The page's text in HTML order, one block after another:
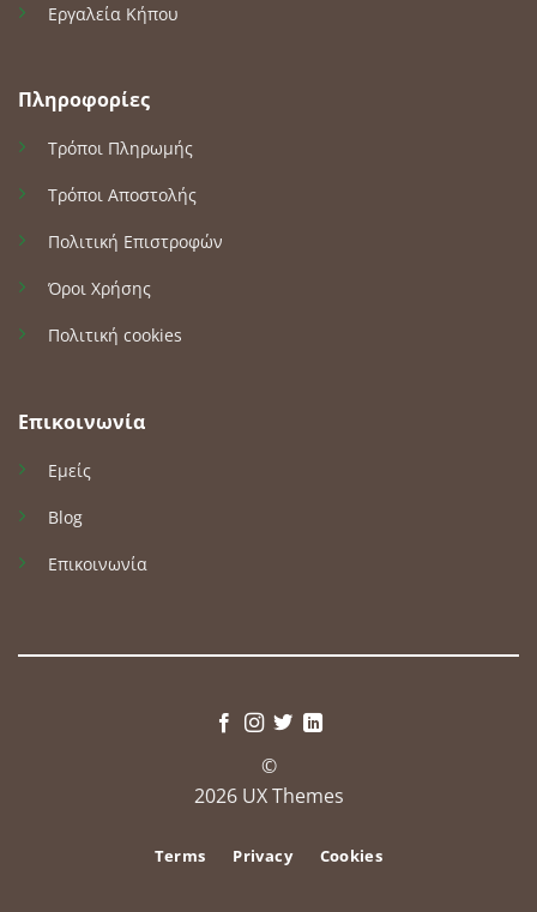
Εργαλεία Κήπου
Πληροφορίες
Τρόποι Πληρωμής
Τρόποι Αποστολής
Πολιτική Επιστροφών
Όροι Χρήσης
Πολιτική cookies
Επικοινωνία
Εμείς
Blog
Επικοινωνία
©
2026 UX Themes
Terms Privacy Cookies